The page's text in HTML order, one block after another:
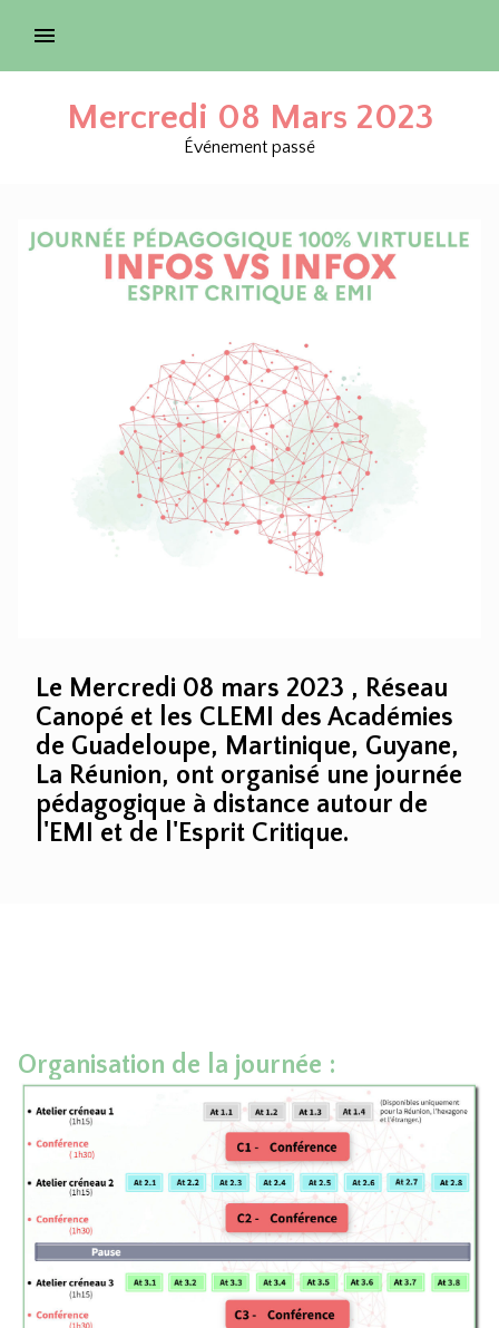
Mercredi 08 Mars 2023
Événement passé
Le Mercredi 08 mars 2023 , Réseau
Canopé et les CLEMI des Académies
de Guadeloupe, Martinique, Guyane,
La Réunion, ont organisé une journée
pédagogique à distance autour de
l'EMI et de l'Esprit Critique.
Organisation de la journée :